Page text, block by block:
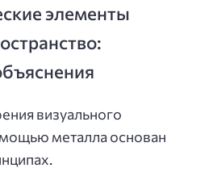
элементы
визуального
металла основан